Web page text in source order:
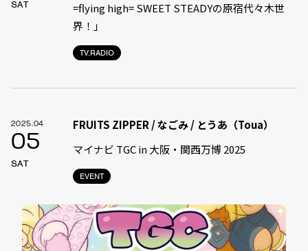
SAT
TV.RADIO
=flying high= SWEET STEADYの原宿代々木世
界！」
2025.04
05
SAT
EVENT
FRUITS ZIPPER / なごみ / とうあ（Toua）
マイナビ TGC in 大阪・関西万博 2025